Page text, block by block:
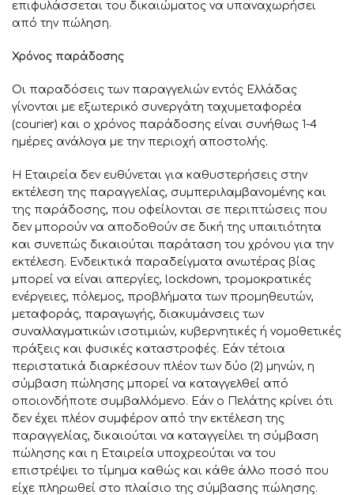
επιφυλάσσεται του δικαιώματος να υπαναχωρήσει
από την πώληση.
Χρόνος παράδοσης
Οι παραδόσεις των παραγγελιών εντός Ελλάδας
γίνονται με εξωτερικό συνεργάτη ταχυμεταφορέα
(courier) και ο χρόνος παράδοσης είναι συνήθως 1-4
ημέρες ανάλογα με την περιοχή αποστολής.
Η Εταιρεία δεν ευθύνεται για καθυστερήσεις στην
εκτέλεση της παραγγελίας, συμπεριλαμβανομένης και
της παράδοσης, που οφείλονται σε περιπτώσεις που
δεν μπορούν να αποδοθούν σε δική της υπαιτιότητα
και συνεπώς δικαιούται παράταση του χρόνου για την
εκτέλεση. Ενδεικτικά παραδείγματα ανωτέρας βίας
μπορεί να είναι απεργίες, lockdown, τρομοκρατικές
ενέργειες, πόλεμος, προβλήματα των προμηθευτών,
μεταφοράς, παραγωγής, διακυμάνσεις των
συναλλαγματικών ισοτιμιών, κυβερνητικές ή νομοθετικές
πράξεις και φυσικές καταστροφές. Εάν τέτοια
περιστατικά διαρκέσουν πλέον των δύο (2) μηνών, η
σύμβαση πώλησης μπορεί να καταγγελθεί από
οποιονδήποτε συμβαλλόμενο. Εάν ο Πελάτης κρίνει ότι
δεν έχει πλέον συμφέρον από την εκτέλεση της
παραγγελίας, δικαιούται να καταγγείλει τη σύμβαση
πώλησης και η Εταιρεία υποχρεούται να του
επιστρέψει το τίμημα καθώς και κάθε άλλο ποσό που
είχε πληρωθεί στο πλαίσιο της σύμβασης πώλησης.